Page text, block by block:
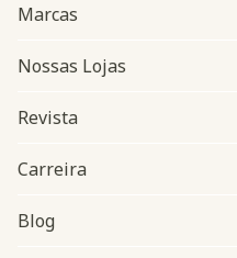
Navegação do rodapé
Marcas
Nossas Lojas
Revista
Carreira
Blog